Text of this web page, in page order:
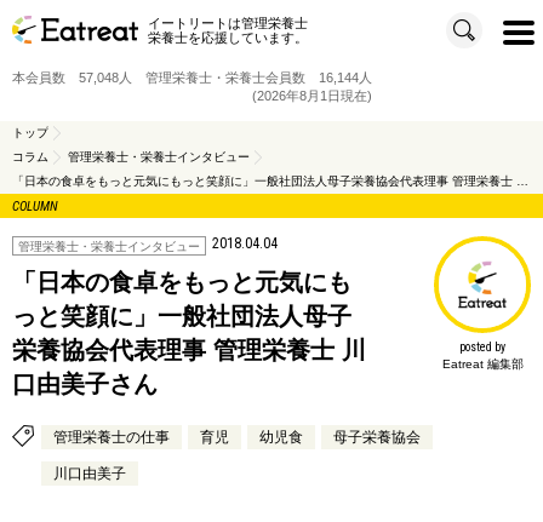
イートリートは管理栄養士
栄養士を応援しています。
t
o
t
i
本会員数 57,048人 管理栄養士・栄養士会員数 16,144人
(2026年8月1日現在)
トップ
コラム
管理栄養士・栄養士インタビュー
COLUMN
管理栄養士・栄養士インタビュー 2018.04.04
「日本の食卓をもっと元気にも
っと笑顔に」一般社団法人母子
栄養協会代表理事 管理栄養士 川
口由美子さん
posted by
Eatreat 編集部
管理栄養士の仕事 育児 幼児食 母子栄養協会
川口由美子